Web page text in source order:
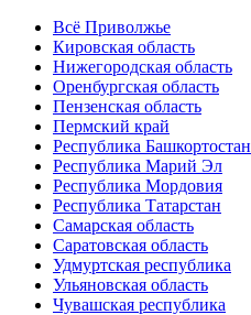
Всё Приволжье
Кировская область
Нижегородская область
Оренбургская область
Пензенская область
Пермский край
Республика Башкортостан
Республика Марий Эл
Республика Мордовия
Республика Татарстан
Самарская область
Саратовская область
Удмуртская республика
Ульяновская область
Чувашская республика